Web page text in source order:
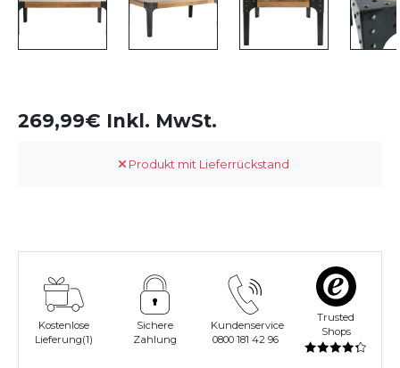
269,99€ Inkl. MwSt.
Produkt mit Lieferrückstand
Kostenlose
Lieferung(1)
Sichere
Zahlung
Kundenservice
0800 181 42 96
Trusted
Shops